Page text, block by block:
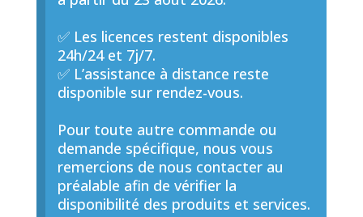
✅ Les licences restent disponibles
24h/24 et 7j/7.
✅ L’assistance à distance reste
disponible sur rendez-vous.
Pour toute autre commande ou
demande spécifique, nous vous
remercions de nous contacter au
préalable afin de vérifier la
disponibilité des produits et services.